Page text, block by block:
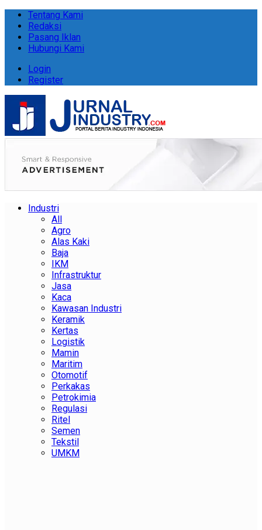
Tentang Kami
Redaksi
Pasang Iklan
Hubungi Kami
Login
Register
Industri
All
Agro
Alas Kaki
Baja
IKM
Infrastruktur
Jasa
Kaca
Kawasan Industri
Keramik
Kertas
Logistik
Mamin
Maritim
Otomotif
Perkakas
Petrokimia
Regulasi
Ritel
Semen
Tekstil
UMKM